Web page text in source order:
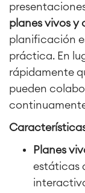
planes vivos y
planificación
práctica. En
rápidamente
pueden
Planes
estáticas